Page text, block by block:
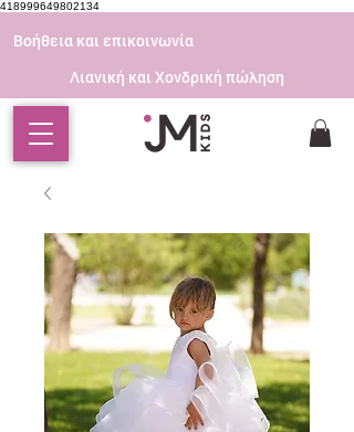
418999649802134
Βοήθεια και επικοινωνία
Λιανική και Χονδρική πώληση